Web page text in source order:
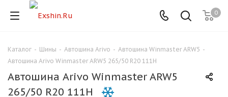
0
Каталог - Шины - Автошина Arivo - Автошина Winmaster ARW5 -
Автошина Arivo Winmaster ARW5 265/50 R20 111H
Автошина Arivo Winmaster ARW5
265/50 R20 111H
Для клиентов всех банков
Разбейте